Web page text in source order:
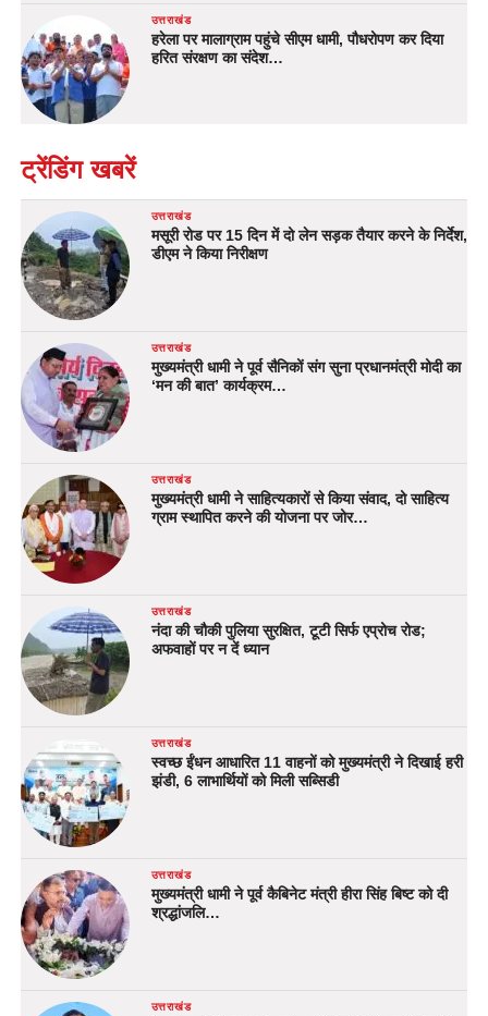
उत्तराखंड
हरेला पर मालाग्राम पहुंचे सीएम धामी, पौधरोपण कर दिया
हरित संरक्षण का संदेश…
ट्रेंडिंग खबरें
उत्तराखंड
मसूरी रोड पर 15 दिन में दो लेन सड़क तैयार करने के निर्देश,
डीएम ने किया निरीक्षण
उत्तराखंड
मुख्यमंत्री धामी ने पूर्व सैनिकों संग सुना प्रधानमंत्री मोदी का
‘मन की बात’ कार्यक्रम…
उत्तराखंड
मुख्यमंत्री धामी ने साहित्यकारों से किया संवाद, दो साहित्य
ग्राम स्थापित करने की योजना पर जोर…
उत्तराखंड
नंदा की चौकी पुलिया सुरक्षित, टूटी सिर्फ एप्रोच रोड;
अफवाहों पर न दें ध्यान
उत्तराखंड
स्वच्छ ईंधन आधारित 11 वाहनों को मुख्यमंत्री ने दिखाई हरी
झंडी, 6 लाभार्थियों को मिली सब्सिडी
उत्तराखंड
मुख्यमंत्री धामी ने पूर्व कैबिनेट मंत्री हीरा सिंह बिष्ट को दी
श्रद्धांजलि…
उत्तराखंड